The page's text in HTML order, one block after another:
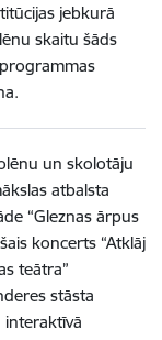
jebkurā
skaitu šāds
un skolotāju
atbalsta
“Gleznas ārpus
koncerts “Atklāj
teātra”
stāsta
interaktīvā